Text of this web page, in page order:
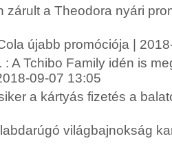
zárult a Theodora nyári
újabb promóciója |
A Tchibo Family idén is
09-07 13:05
a kártyás fizetés a
világbajnokság